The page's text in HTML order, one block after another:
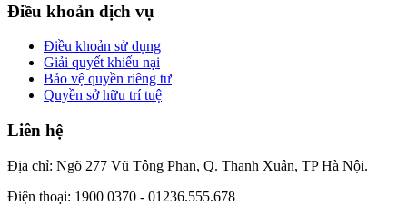
Điều khoản dịch vụ
Điều khoản sử dụng
Giải quyết khiếu nại
Bảo vệ quyền riêng tư
Quyền sở hữu trí tuệ
Liên hệ
Địa chỉ: Ngõ 277 Vũ Tông Phan, Q. Thanh Xuân, TP Hà Nội.
Điện thoại: 1900 0370 - 01236.555.678